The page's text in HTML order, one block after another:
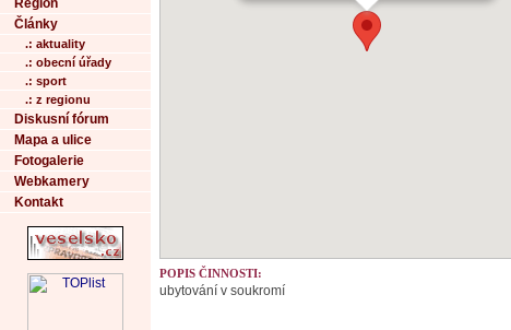
Region
Články
.: aktuality
.: obecní úřady
.: sport
.: z regionu
Diskusní fórum
Mapa a ulice
Fotogalerie
Webkamery
Kontakt
POPIS ČINNOSTI:
ubytování v soukromí